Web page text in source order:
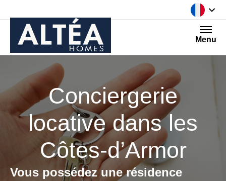
Menu
Conciergerie
locative dans les
Côtes-d’Armor
Vous possédez une résidence